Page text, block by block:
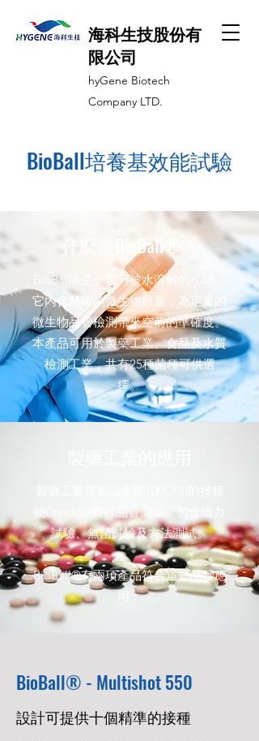
海科生技股份有
限公司
hyGene Biotech
Company LTD.
BioBall培養基效能試驗
什麼是BioBall®？
BioBall®是一顆可被水溶解的小球，
它內含精確的微生物數量，為定量的
微生物品管檢測帶來空前的準確度。
本產品可用於製藥工業、食品及水質
檢測工業，共有25種菌種可供選
擇。
物(inocula)實行品管測試，包含培力
試驗、無菌試驗及方法測試。
BioBall®有兩項產品符合這些品管應
用：
BioBall® - Multishot 550
設計可提供十個精準的接種